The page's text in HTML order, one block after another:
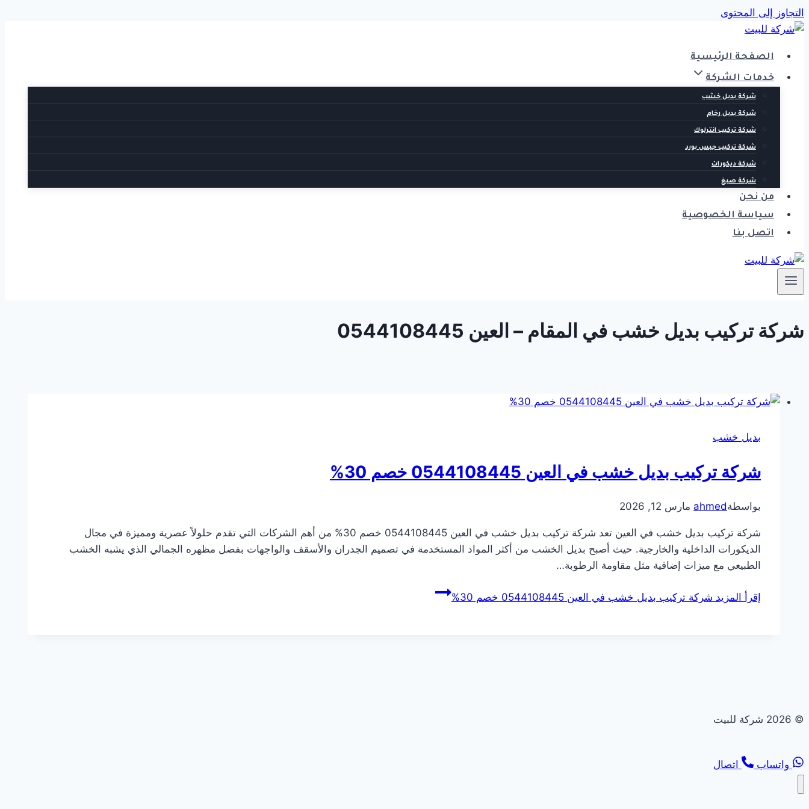
التجاوز إلى المحتوى
الصفحة الرئيسية
خدمات الشركة
شركة بديل خشب
شركة بديل رخام
شركة تركيب انترلوك
شركة تركيب جبس بورد
شركة ديكورات
شركة صبغ
من نحن
سياسة الخصوصية
اتصل بنا
شركة تركيب بديل خشب في المقام – العين 0544108445
بديل خشب
شركة تركيب بديل خشب في العين 0544108445 خصم 30%
بواسطةahmed مارس 12, 2026
شركة تركيب بديل خشب في العين تعد شركة تركيب بديل خشب في العين 0544108445 خصم 30% من أهم الشركات التي تقدم حلولاً عصرية ومميزة في مجال
الديكورات الداخلية والخارجية. حيث أصبح بديل الخشب من أكثر المواد المستخدمة في تصميم الجدران والأسقف والواجهات بفضل مظهره الجمالي الذي يشبه الخشب
الطبيعي مع ميزات إضافية مثل مقاومة الرطوبة…
إقرأ المزيد شركة تركيب بديل خشب في العين 0544108445 خصم 30%
© 2026 شركة للبيت
واتساب اتصال